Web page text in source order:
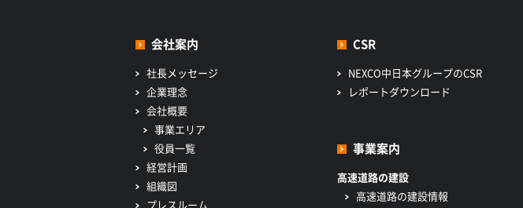
会社案内
社長メッセージ
企業理念
会社概要
事業エリア
役員一覧
経営計画
組織図
プレスルーム
CSR
NEXCO中日本グループのCSR
レポートダウンロード
事業案内
高速道路の建設
高速道路の建設情報